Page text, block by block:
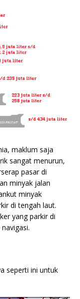
maklum saja
sangat menurun,
pasar di
minyak jalan
minyak
di tengah laut.
yang parkir di
seperti ini untuk